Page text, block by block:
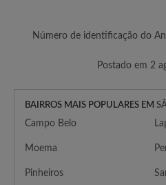
Número de identificação do
Postado em 2
BAIRROS MAIS POPULARES EM
Campo Belo
Moema
Pinheiros